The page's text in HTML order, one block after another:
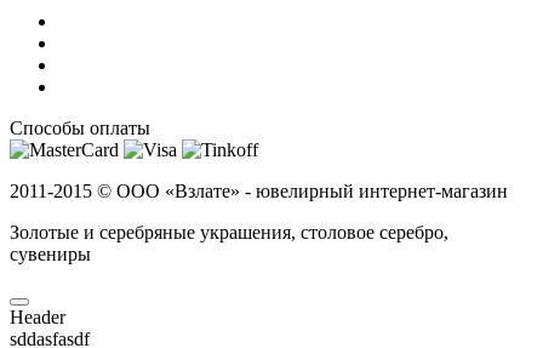
Способы оплаты
2011-2015 © ООО «Взлате» - ювелирный интернет-магазин
Золотые и серебряные украшения, столовое серебро,
сувениры
Header
sddasfasdf